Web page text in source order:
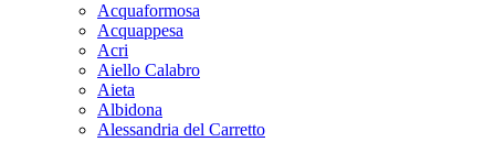
Acquaformosa
Acquappesa
Acri
Aiello Calabro
Aieta
Albidona
Alessandria del Carretto